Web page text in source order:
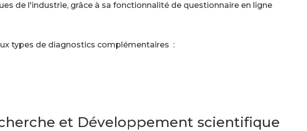
de l'industrie, grâce à sa fonctionnalité de questionnaire en ligne
types de diagnostics complémentaires :
et Développement scientifique